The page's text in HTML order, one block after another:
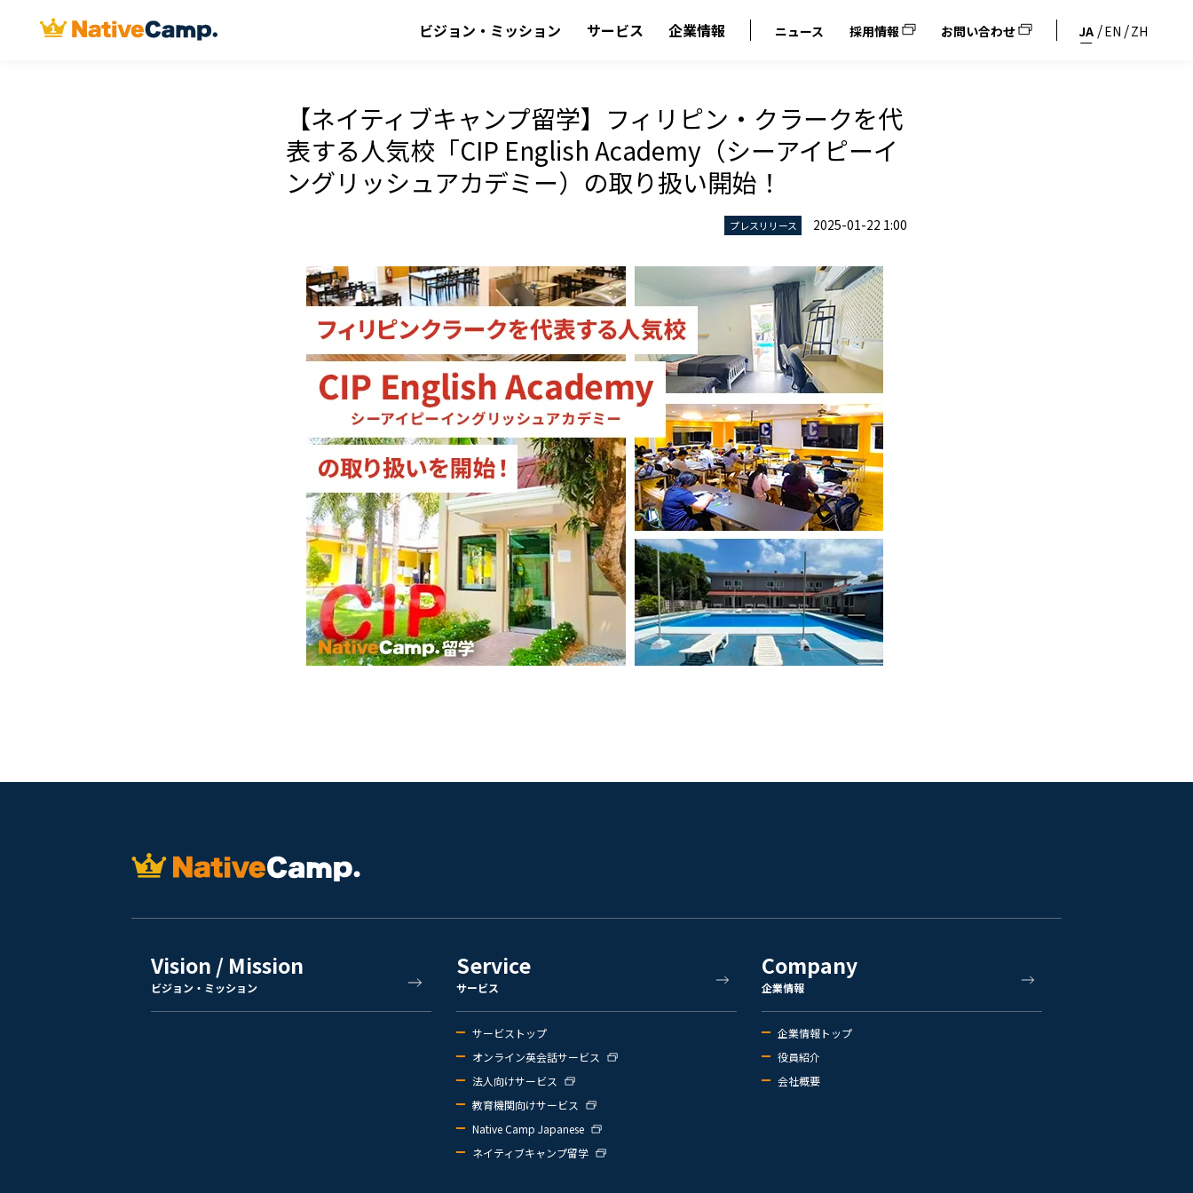
ビジョン・ミッション サービス 企業情報 ニュース 採用情報 お問い合わせ JA EN ZH
【ネイティブキャンプ留学】フィリピン・クラークを代
表する人気校「CIP English Academy（シーアイピーイ
ングリッシュアカデミー）の取り扱い開始！
プレスリリース 2025-01-22 1:00
Vision / Mission
ビジョン・ミッション
Service
サービス
サービストップ
オンライン英会話サービス
法人向けサービス
教育機関向けサービス
Native Camp Japanese
ネイティブキャンプ留学
Company
企業情報
企業情報トップ
役員紹介
会社概要